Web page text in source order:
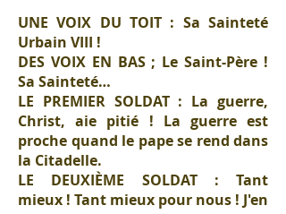
UNE VOIX DU TOIT : Sa Sainteté
Urbain VIII !
DES VOIX EN BAS ; Le Saint-Père !
Sa Sainteté…
LE PREMIER SOLDAT : La guerre,
Christ, aie pitié ! La guerre est
proche quand le pape se rend dans
la Citadelle.
LE DEUXIÈME SOLDAT : Tant
mieux ! Tant mieux pour nous ! J'en